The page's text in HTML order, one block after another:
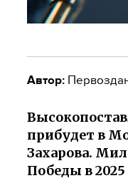
Автор:
прибудет в
Захарова.
Победы в 2025